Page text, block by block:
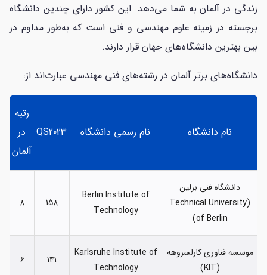
زندگی در آلمان به شما می‌دهد. این کشور دارای چندین دانشگاه
برجسته در زمینه علوم مهندسی و فنی است که به‌طور مداوم در
بین بهترین دانشگاه‌های جهان قرار دارند.
دانشگاه‌های برتر آلمان در رشته‌های فنی مهندسی عبارت‌اند از:
نام دانشگاه نام رسمی دانشگاه QS2023
رتبه
در
آلمان
دانشگاه فنی برلین
(Technical University
of Berlin)
Berlin Institute of
Technology
158
8
موسسه فناوری کارلسروهه
(KIT)
Karlsruhe Institute of
Technology
141
6